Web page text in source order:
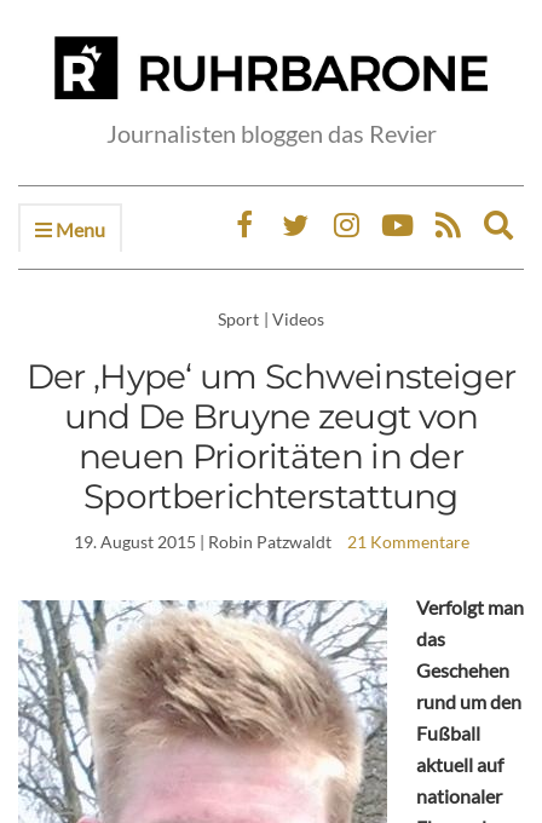
Journalisten bloggen das Revier
Menu
Sport | Videos
Der ‚Hype‘ um Schweinsteiger
und De Bruyne zeugt von
neuen Prioritäten in der
Sportberichterstattung
19. August 2015 | Robin Patzwaldt 21 Kommentare
Verfolgt man
das
Geschehen
rund um den
Fußball
aktuell auf
nationaler